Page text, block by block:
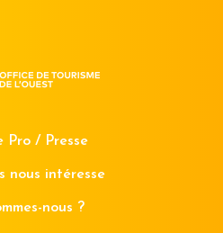
Pro / Presse
nous intéresse
nous ?